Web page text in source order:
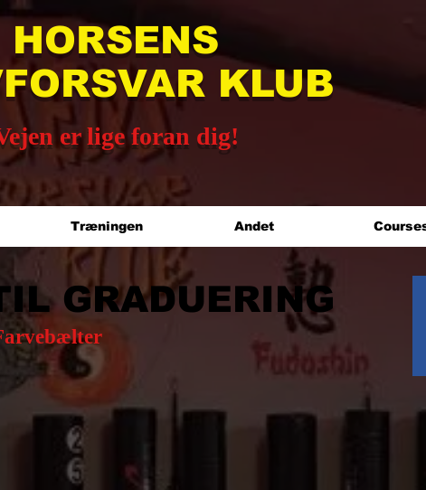
er lige foran dig!
HORSENS
KLUB
Træningen Andet
GRADUERING